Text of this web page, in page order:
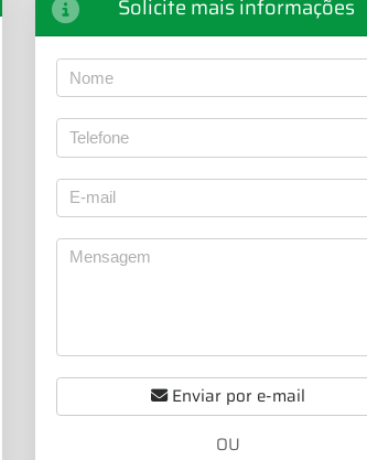
Solicite mais informações
Enviar por e-mail
OU